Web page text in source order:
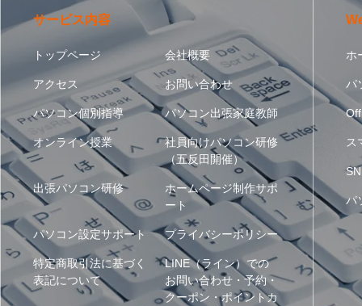
サービス内容
トップページ 会社概要
アクセス お問い合わせ
パソコン個別指導 パソコン出張家庭教師
オンライン授業
社員向けパソコン研修
（五反田開催）
出張パソコン研修
ホームページ制作サポ
ート
パソコン設定サポート プライバシーポリシー
特定商取引法に基づく
表記について
LINE（ライン）での
お問い合わせ・予約・
クーポン・ポイントカ
ホ
パ
ス
パ